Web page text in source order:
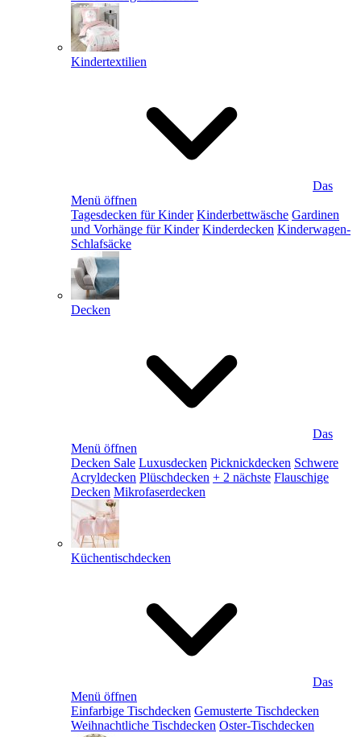
Kindertextilien
Das
Menü öffnen
Tagesdecken für Kinder Kinderbettwäsche Gardinen
und Vorhänge für Kinder Kinderdecken Kinderwagen-
Schlafsäcke
Decken
Das
Menü öffnen
Decken Sale Luxusdecken Picknickdecken Schwere
Acryldecken Plüschdecken + 2 nächste Flauschige
Decken Mikrofaserdecken
Küchentischdecken
Das
Menü öffnen
Einfarbige Tischdecken Gemusterte Tischdecken
Weihnachtliche Tischdecken Oster-Tischdecken